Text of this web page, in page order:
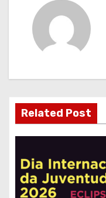
ç
ã
o
d
e
Related Post